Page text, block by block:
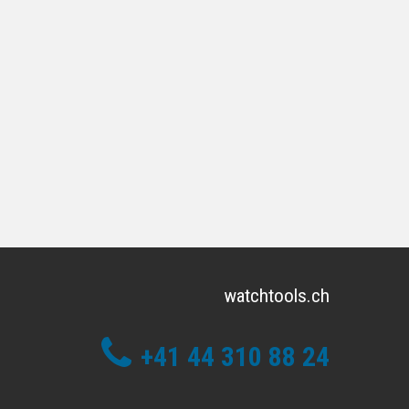
watchtools.ch
+41 44 310 88 24